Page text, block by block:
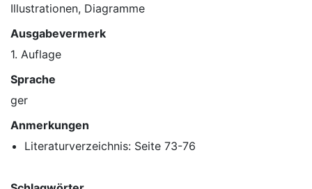
Illustrationen, Diagramme
Ausgabevermerk
1. Auflage
Sprache
ger
Anmerkungen
Literaturverzeichnis: Seite 73-76